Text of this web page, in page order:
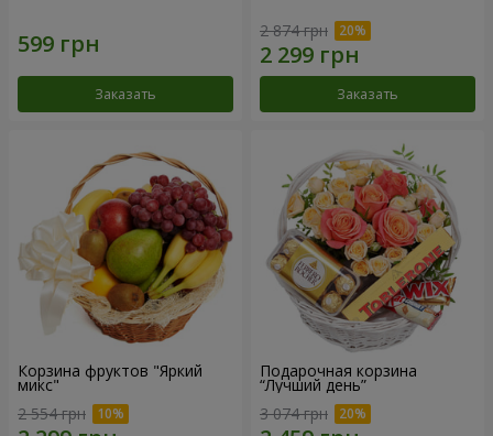
Заказать
2 874 грн
Заказать
Корзина фруктов "Яркий
микс"
2 554 грн
Подарочная корзина
“Лучший день”
3 074 грн